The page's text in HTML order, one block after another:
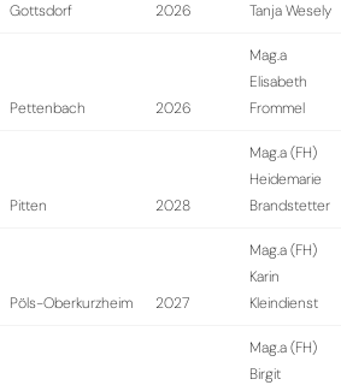
Gottsdorf
2026 Tanja Wesely
Pettenbach 2026
Mag.a
Elisabeth
Frommel
Pitten 2028
Mag.a (FH)
Heidemarie
Brandstetter
Pöls-Oberkurzheim 2027
Mag.a (FH)
Karin
Kleindienst
Mag.a (FH)
Birgit